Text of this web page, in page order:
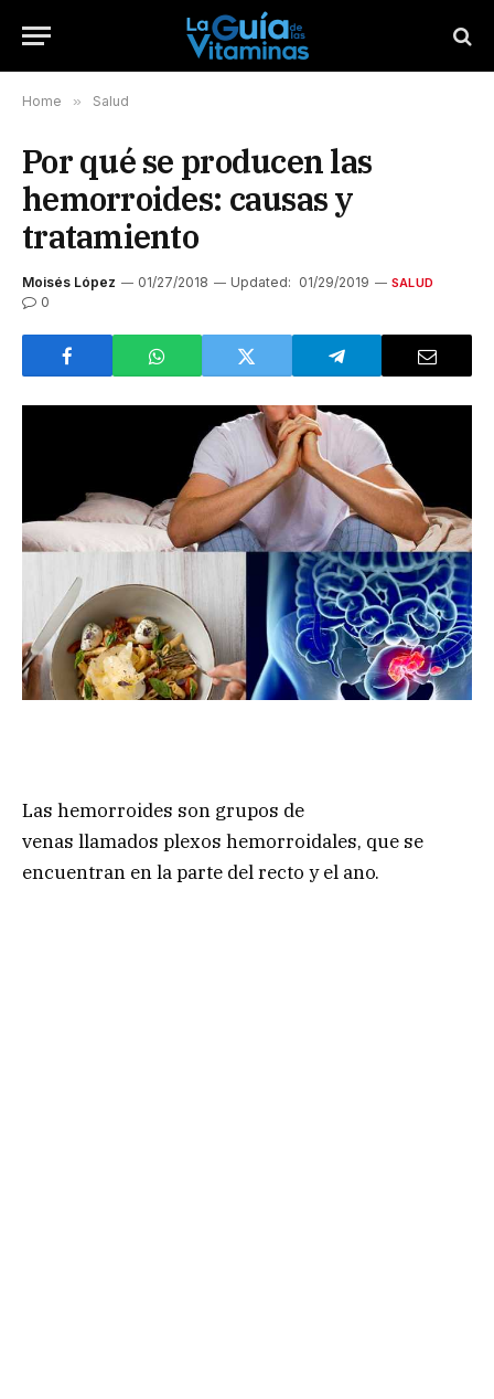
Home » Salud
Por qué se producen las
hemorroides: causas y
tratamiento
Moisés López 01/27/2018 Updated: 01/29/2019 SALUD
0
Las hemorroides son grupos de
venas llamados plexos hemorroidales, que se
encuentran en la parte del recto y el ano.